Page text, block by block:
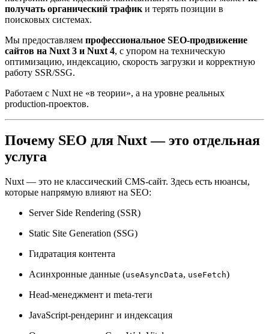
получать органический трафик и терять позиции в
поисковых системах.
Мы предоставляем профессиональное SEO-продвижение
сайтов на Nuxt 3 и Nuxt 4, с упором на техническую
оптимизацию, индексацию, скорость загрузки и корректную
работу SSR/SSG.
Работаем с Nuxt не «в теории», а на уровне реальных
production-проектов.
Почему SEO для Nuxt — это отдельная
услуга
Nuxt — это не классический CMS-сайт. Здесь есть нюансы,
которые напрямую влияют на SEO:
Server Side Rendering (SSR)
Static Site Generation (SSG)
Гидратация контента
Асинхронные данные (useAsyncData, useFetch)
Head-менеджмент и meta-теги
JavaScript-рендеринг и индексация